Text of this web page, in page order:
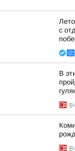
с
В